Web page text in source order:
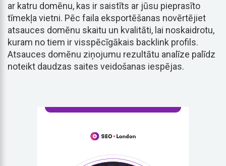
ar katru domēnu, kas ir saistīts ar jūsu pieprasīto
tīmekļa vietni. Pēc faila eksportēšanas novērtējiet
atsauces domēnu skaitu un kvalitāti, lai noskaidrotu,
kuram no tiem ir visspēcīgākais backlink profils.
Atsauces domēnu ziņojumu rezultātu analīze palīdz
noteikt daudzas saites veidošanas iespējas.